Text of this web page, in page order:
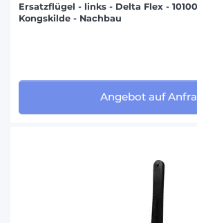
Ersatzflügel - links - Delta Flex -
Kongskilde - Nachbau
Angebot auf